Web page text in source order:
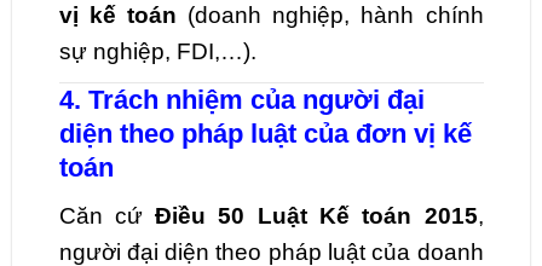
vị kế toán (doanh nghiệp, hành chính
sự nghiệp, FDI,…).
4. Trách nhiệm của người đại
diện theo pháp luật của đơn vị kế
toán
Căn cứĐiều 50 Luật Kế toán 2015,
người đại diện theo pháp luật của doanh